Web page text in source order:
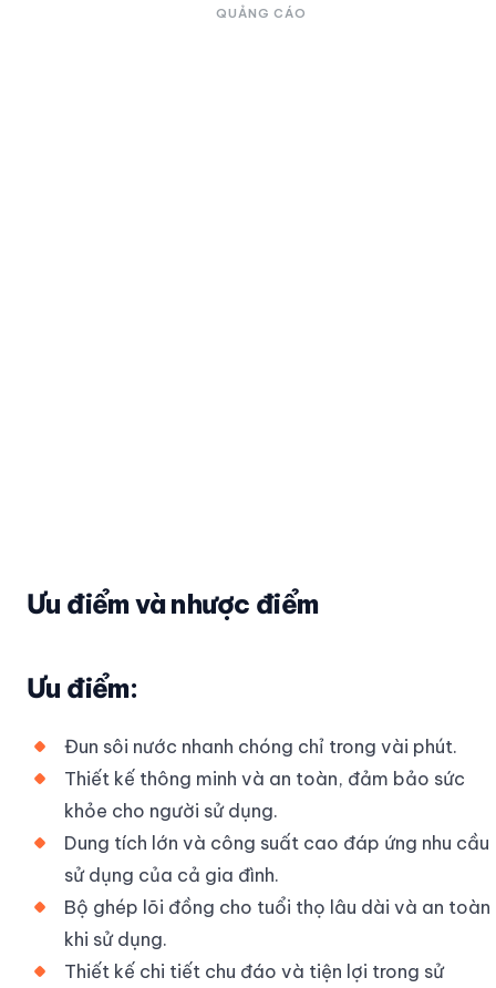
QUẢNG CÁO
Ưu điểm và nhược điểm
Ưu điểm:
Đun sôi nước nhanh chóng chỉ trong vài phút.
Thiết kế thông minh và an toàn, đảm bảo sức
khỏe cho người sử dụng.
Dung tích lớn và công suất cao đáp ứng nhu cầu
sử dụng của cả gia đình.
Bộ ghép lõi đồng cho tuổi thọ lâu dài và an toàn
khi sử dụng.
Thiết kế chi tiết chu đáo và tiện lợi trong sử